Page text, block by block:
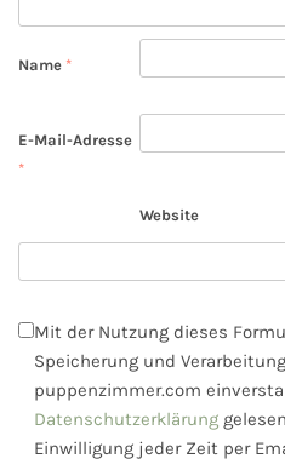
Name *
E-Mail-Adresse
*
Website
Mit der Nutzung dieses
Speicherung und
puppenzimmer.com
Datenschutzerklärung
Einwilligung jeder Zeit per